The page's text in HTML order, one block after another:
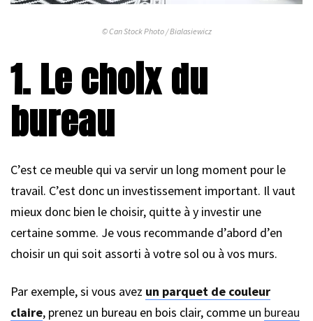
© Can Stock Photo / Bialasiewicz
1. Le choix du
bureau
C’est ce meuble qui va servir un long moment pour le
travail. C’est donc un investissement important. Il vaut
mieux donc bien le choisir, quitte à y investir une
certaine somme. Je vous recommande d’abord d’en
choisir un qui soit assorti à votre sol ou à vos murs.
Par exemple, si vous avez un parquet de couleur
claire, prenez un bureau en bois clair, comme un bureau